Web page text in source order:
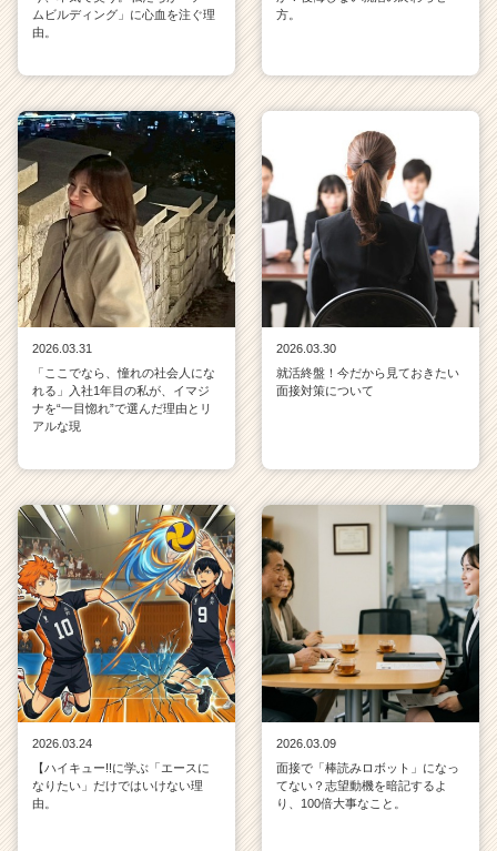
ムビルディング」に心血を注ぐ理
由。
方。
2026.03.31
「ここでなら、憧れの社会人にな
れる」入社1年目の私が、イマジ
ナを“一目惚れ”で選んだ理由とリ
アルな現
2026.03.30
就活終盤！今だから見ておきたい
面接対策について
2026.03.24
【ハイキュー!!に学ぶ「エースに
なりたい」だけではいけない理
由。
2026.03.09
面接で「棒読みロボット」になっ
てない？志望動機を暗記するよ
り、100倍大事なこと。